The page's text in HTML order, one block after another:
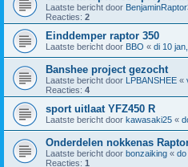
Laatste bericht door
Reacties: 2
Einddemper raptor 350
Laatste bericht door BBO « di 10
Banshee project gezocht
Laatste bericht door LPBANSHEE «
Reacties: 4
sport uitlaat YFZ450 R
Laatste bericht door kawasaki25 «
Onderdelen nokkenas
Laatste bericht door bonzaiking « do
Reacties: 1